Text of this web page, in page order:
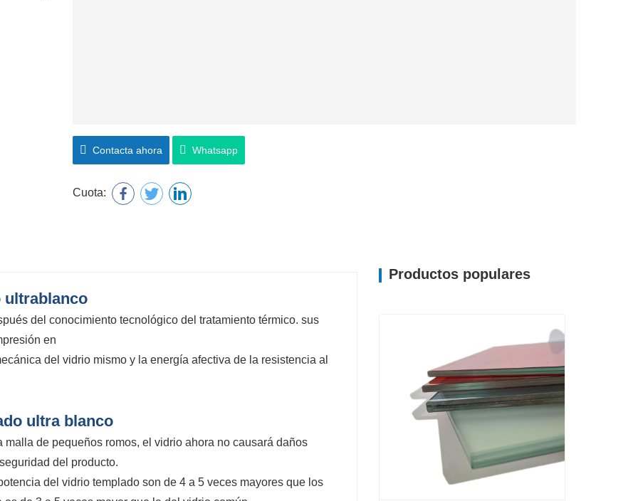
Contacta ahora Whatsapp
Cuota:
ultrablanco
del conocimiento tecnológico del tratamiento térmico. sus
en
del vidrio mismo y la energía afectiva de la resistencia al
ultra blanco
de pequeños romos, el vidrio ahora no causará daños
del producto.
del vidrio templado son de 4 a 5 veces mayores que los
Productos populares